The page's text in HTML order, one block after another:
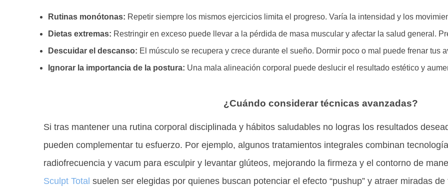
Rutinas monótonas: Repetir siempre los mismos ejercicios limita el progreso. Varía la intensidad y los
Dietas extremas: Restringir en exceso puede llevar a la pérdida de masa muscular y afectar la salud general.
Descuidar el descanso: El músculo se recupera y crece durante el sueño. Dormir poco o mal puede frenar tus
Ignorar la importancia de la postura: Una mala alineación corporal puede deslucir el resultado estético y
¿Cuándo considerar técnicas avanzadas?
Si tras mantener una rutina corporal disciplinada y hábitos saludables no logras los resultados
pueden complementar tu esfuerzo. Por ejemplo, algunos tratamientos integrales combinan
radiofrecuencia y vacum para esculpir y levantar glúteos, mejorando la firmeza y el contorno de
Sculpt Total suelen ser elegidas por quienes buscan potenciar el efecto “pushup” y atraer miradas